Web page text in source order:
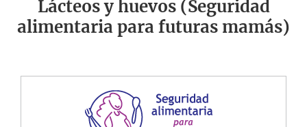
Lácteos y huevos (Seguridad
alimentaria para futuras mamás)